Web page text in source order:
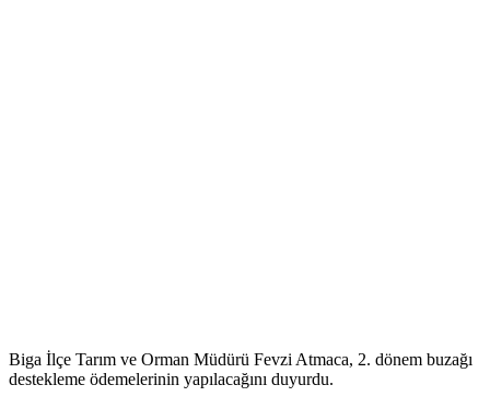
Biga İlçe Tarım ve Orman Müdürü Fevzi Atmaca, 2. dönem buzağı
destekleme ödemelerinin yapılacağını duyurdu.